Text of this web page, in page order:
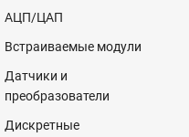
АЦП/ЦАП
Встраиваемые модули
Датчики и
преобразователи
Дискретные